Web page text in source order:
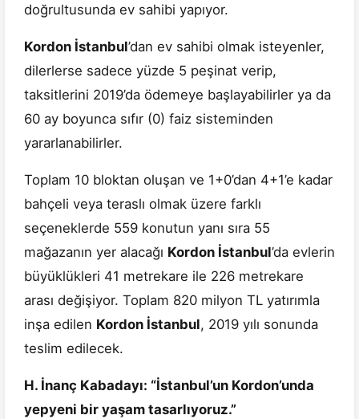
doğrultusunda ev sahibi yapıyor.
Kordon İstanbul’dan ev sahibi olmak isteyenler,
dilerlerse sadece yüzde 5 peşinat verip,
taksitlerini 2019’da ödemeye başlayabilirler ya da
60 ay boyunca sıfır (0) faiz sisteminden
yararlanabilirler.
Toplam 10 bloktan oluşan ve 1+0’dan 4+1’e kadar
bahçeli veya teraslı olmak üzere farklı
seçeneklerde 559 konutun yanı sıra 55
mağazanın yer alacağı Kordon İstanbul’da evlerin
büyüklükleri 41 metrekare ile 226 metrekare
arası değişiyor. Toplam 820 milyon TL yatırımla
inşa edilen Kordon İstanbul, 2019 yılı sonunda
teslim edilecek.
H. İnanç Kabadayı: “İstanbul’un Kordon’unda
yepyeni bir yaşam tasarlıyoruz.”